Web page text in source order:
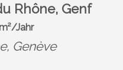
Rhône, Genf
Jahr
Genève